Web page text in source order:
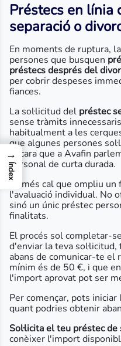
Préstecs en línia
separació o
En moments de ruptura,
persones que busquen
préstecs després del
per cobrir despeses
fiances.
La sol·licitud del préstec
sense tràmits
habitualment a les
que algunes persones
encara que a Avafin
personal de curta durada.
Només cal que ompliu
l'avaluació individual. No
sinó un únic préstec
finalitats.
El procés sol completar-
d'enviar la teva
abans de comunicar-te
mínim és de 50 €, i que
l'import aprovat pot ser
Per començar, pots
quant podries obtenir
Sol·licita el teu préstec
conèixer l'import
→
Índex